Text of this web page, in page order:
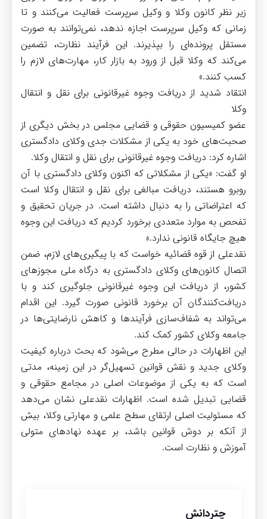
زیر نظر کانون وکلا و وکیل سرپرست فعالیت می‌کنند و تا
زمانی که وکیل سرپرست اجازه ندهد، نمی‌توانند به صورت
مستقل پرونده‌ای را بپذیرند. این فرآیند نظارت، تضمین
می‌کند که وکلا قبل از ورود به بازار کار، مهارت‌های لازم را
کسب کنند.»
انتقاد شدید از دریافت وجوه غیرقانونی برای نقل و انتقال
وکلا
عضو کمیسیون حقوقی و قضایی مجلس در بخش دیگری از
صحبت‌های خود به یکی از مشکلات جدی وکلای دادگستری
اشاره کرد: دریافت وجوه غیرقانونی برای نقل و انتقال وکلا.
او گفت: «یکی از مشکلاتی که اکنون وکلای دادگستری با آن
روبرو هستند، دریافت مبالغی برای نقل و انتقال وکلا است
که اعتراضاتی را به دنبال داشته است. در جریان تحقیق و
تفحص به موارد متعددی برخورد کردیم که دریافت این وجوه
هیچ جایگاه قانونی ندارد.»
نقدعلی از قوه قضائیه خواست که با پیگیری‌های لازم، ضمن
اتصال کانون‌های وکلای دادگستری به درگاه ملی مجوزهای
کشور، از دریافت این وجوه غیرقانونی جلوگیری کند و با
دریافت‌کنندگان آن برخورد قانونی صورت گیرد. این اقدام
می‌تواند به شفاف‌سازی فرآیندها و کاهش نارضایتی‌ها در
جامعه وکلای کشور کمک کند.
این اظهارات در حالی مطرح می‌شود که بحث درباره کیفیت
وکلای جدید و نقش قوانین تسهیل‌گر در این زمینه، مدتی
است که به یکی از موضوعات اصلی در مجامع حقوقی و
قضایی تبدیل شده است. اظهارات نقدعلی نشان می‌دهد
که مسئولیت اصلی ارتقای سطح علمی و مهارتی وکلا، بیش
از آنکه بر دوش قوانین باشد، بر عهده نهادهای متولی
آموزش و نظارت است.
چتردانش